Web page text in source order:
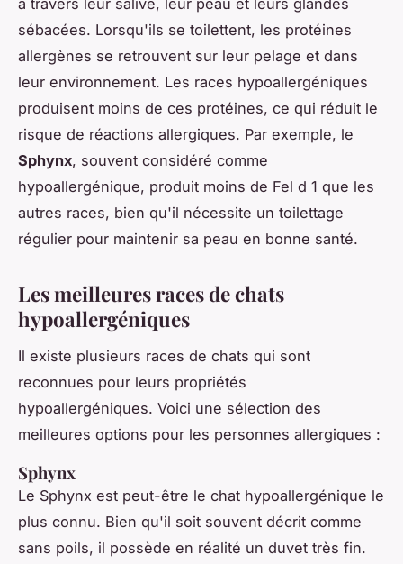
sébacées. Lorsqu'ils se toilettent, les protéines
allergènes se retrouvent sur leur pelage et dans
leur environnement. Les races hypoallergéniques
produisent moins de ces protéines, ce qui réduit le
risque de réactions allergiques. Par exemple, le
Sphynx, souvent considéré comme
hypoallergénique, produit moins de Fel d 1 que les
autres races, bien qu'il nécessite un toilettage
régulier pour maintenir sa peau en bonne santé.
Les meilleures races de chats
hypoallergéniques
Il existe plusieurs races de chats qui sont
reconnues pour leurs propriétés
hypoallergéniques. Voici une sélection des
meilleures options pour les personnes allergiques :
Sphynx
Le Sphynx est peut-être le chat hypoallergénique le
plus connu. Bien qu'il soit souvent décrit comme
sans poils, il possède en réalité un duvet très fin.